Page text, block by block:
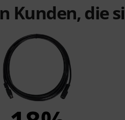
Kunden, die